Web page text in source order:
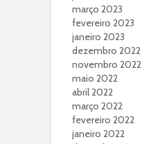
março 2023
fevereiro 2023
janeiro 2023
dezembro 2022
novembro 2022
maio 2022
abril 2022
março 2022
fevereiro 2022
janeiro 2022